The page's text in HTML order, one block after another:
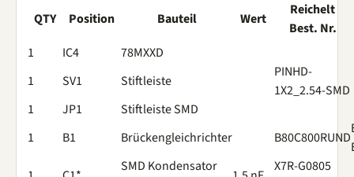
QTY Position Bauteil Wert
Reichelt
Best. Nr.
1
IC4
78MXXD
1
SV1 Stiftleiste
PINHD-
1X2_2.54-SMD
1
JP1
Stiftleiste SMD
1
B1 Brückengleichrichter B80C800RUND
SMD Kondensator
X7R-G0805